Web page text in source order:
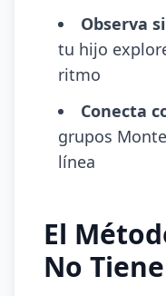
Observa
tu hijo
ritmo
Conecta
grupos
línea
El
No